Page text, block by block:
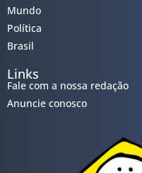
Mundo
Política
Brasil
Links
Fale com a nossa redação
Anuncie conosco